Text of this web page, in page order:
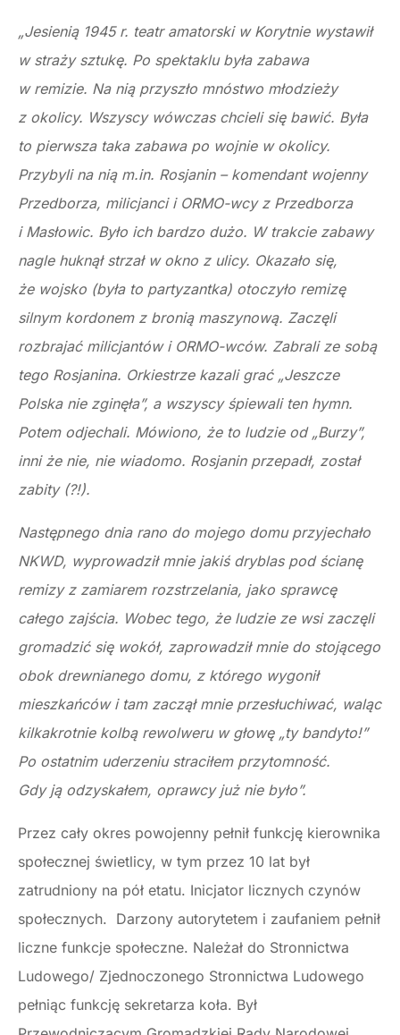
„Jesienią 1945 r. teatr amatorski w Korytnie wystawił
w straży sztukę. Po spektaklu była zabawa
w remizie. Na nią przyszło mnóstwo młodzieży
z okolicy. Wszyscy wówczas chcieli się bawić. Była
to pierwsza taka zabawa po wojnie w okolicy.
Przybyli na nią m.in. Rosjanin – komendant wojenny
Przedborza, milicjanci i ORMO-wcy z Przedborza
i Masłowic. Było ich bardzo dużo. W trakcie zabawy
nagle huknął strzał w okno z ulicy. Okazało się,
że wojsko (była to partyzantka) otoczyło remizę
silnym kordonem z bronią maszynową. Zaczęli
rozbrajać milicjantów i ORMO-wców. Zabrali ze sobą
tego Rosjanina. Orkiestrze kazali grać „Jeszcze
Polska nie zginęła”, a wszyscy śpiewali ten hymn.
Potem odjechali. Mówiono, że to ludzie od „Burzy”,
inni że nie, nie wiadomo. Rosjanin przepadł, został
zabity (?!).
Następnego dnia rano do mojego domu przyjechało
NKWD, wyprowadził mnie jakiś dryblas pod ścianę
remizy z zamiarem rozstrzelania, jako sprawcę
całego zajścia. Wobec tego, że ludzie ze wsi zaczęli
gromadzić się wokół, zaprowadził mnie do stojącego
obok drewnianego domu, z którego wygonił
mieszkańców i tam zaczął mnie przesłuchiwać, waląc
kilkakrotnie kolbą rewolweru w głowę „ty bandyto!”
Po ostatnim uderzeniu straciłem przytomność.
Gdy ją odzyskałem, oprawcy już nie było”.
Przez cały okres powojenny pełnił funkcję kierownika
społecznej świetlicy, w tym przez 10 lat był
zatrudniony na pół etatu. Inicjator licznych czynów
społecznych. Darzony autorytetem i zaufaniem pełnił
liczne funkcje społeczne. Należał do Stronnictwa
Ludowego/ Zjednoczonego Stronnictwa Ludowego
pełniąc funkcję sekretarza koła. Był